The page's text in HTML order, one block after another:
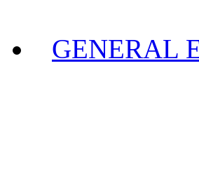
GENERAL